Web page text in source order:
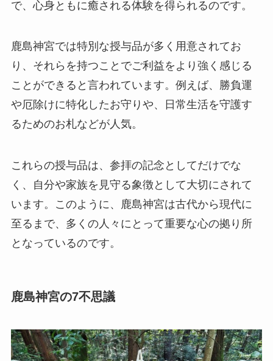
で、心身ともに癒される体験を得られるのです。
鹿島神宮では特別な授与品が多く用意されてお
り、それらを持つことでご利益をより強く感じる
ことができると言われています。例えば、勝負運
や厄除けに特化したお守りや、日常生活を守護す
るためのお札などが人気。
これらの授与品は、参拝の記念としてだけでな
く、自分や家族を見守る象徴として大切にされて
います。このように、鹿島神宮は古代から現代に
至るまで、多くの人々にとって重要な心の拠り所
となっているのです。
鹿島神宮の7不思議